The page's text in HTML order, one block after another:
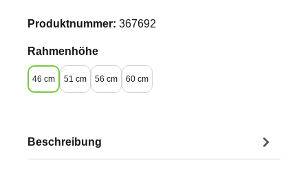
Produktnummer: 367692
Rahmenhöheauswählen
46 cm 51 cm 56 cm 60 cm
Beschreibung